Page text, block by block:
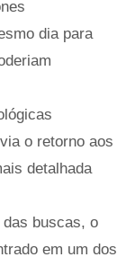
dia para
o retorno aos
detalhada
buscas, o
em um dos